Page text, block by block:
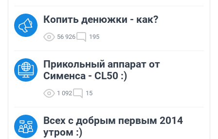
Копить денюжки - как?
56 926 195
Прикольный аппарат от
Сименса - CL50 :)
1 092 15
Всех с добрым первым 2014
утром :)